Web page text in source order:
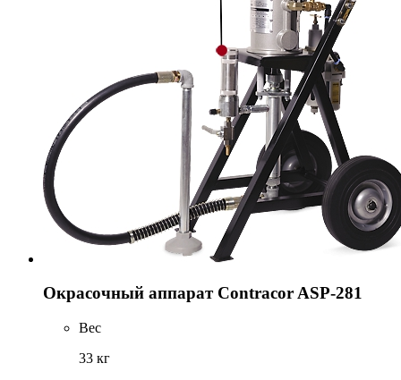
Окрасочный аппарат Contracor ASP-281
Вес
33 кг